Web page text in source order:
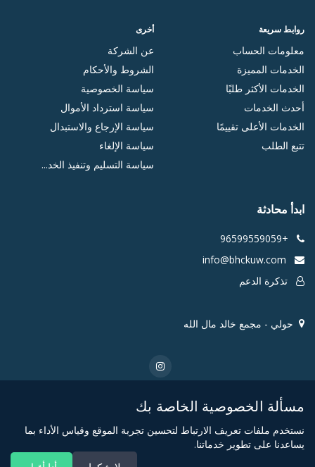
روابط سريعة
معلومات الحساب
الخدمات المميزة
الخدمات الأكثر طلبًا
أحدث الخدمات
الخدمات الأعلى تقييمًا
تتبع الطلب
أخرى
عن الشركة
الشروط والأحكام
سياسة الخصوصية
سياسة استرداد الأموال
سياسة الإرجاع والاستبدال
سياسة الإلغاء
سياسة التسليم وتنفيذ الخد...
ابدأ محادثة
+96599559059
تذكرة الدعم
حولي - مجمع خالد مال الله
© 2026 شركة بيت الأعمال التجارية لإدارة المشاريع. جميع الحقوق
محفوظة.
من نحن
اتفاقية طلبات الخدمات وإد...
مسألة الخصوصية الخاصة بك
نستخدم ملفات تعريف الارتباط لتحسين تجربة الموقع وقياس الأداء بما
يساعدنا على تطوير خدماتنا.